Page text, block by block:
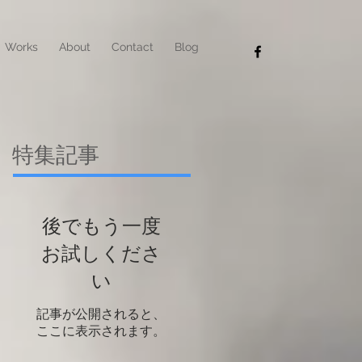
Works About Contact Blog
特集記事
後でもう一度
お試しくださ
い
記事が公開されると、
ここに表示されます。